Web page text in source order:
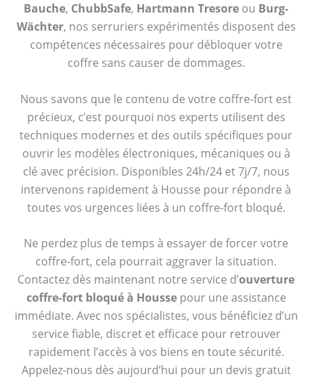
Bauche, ChubbSafe, Hartmann Tresore ou Burg-
Wächter, nos serruriers expérimentés disposent des
compétences nécessaires pour débloquer votre
coffre sans causer de dommages.
Nous savons que le contenu de votre coffre-fort est
précieux, c’est pourquoi nos experts utilisent des
techniques modernes et des outils spécifiques pour
ouvrir les modèles électroniques, mécaniques ou à
clé avec précision. Disponibles 24h/24 et 7j/7, nous
intervenons rapidement à Housse pour répondre à
toutes vos urgences liées à un coffre-fort bloqué.
Ne perdez plus de temps à essayer de forcer votre
coffre-fort, cela pourrait aggraver la situation.
Contactez dès maintenant notre service d’ouverture
coffre-fort bloqué à Houssepour une assistance
immédiate. Avec nos spécialistes, vous bénéficiez d’un
service fiable, discret et efficace pour retrouver
rapidement l’accès à vos biens en toute sécurité.
Appelez-nous dès aujourd’hui pour un devis gratuit